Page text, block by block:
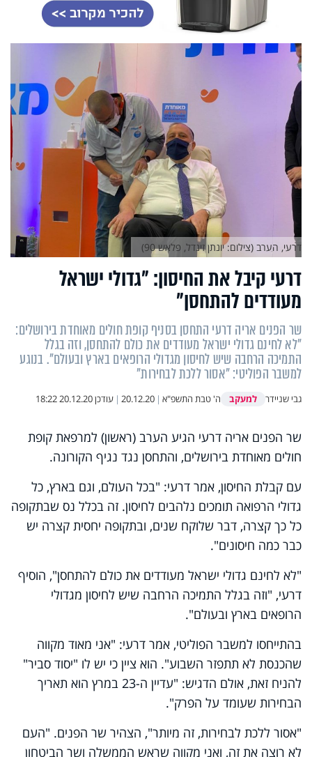
דרעי קיבל את החיסון: "גדולי ישראל
מעודדים להתחסן"
שר הפנים אריה דרעי התחסן בסניף קופת חולים מאוחדת בירושלים:
"לא לחינם גדולי ישראל מעודדים את כולם להתחסן, וזה בגלל
התמיכה הרחבה שיש לחיסון מגדולי הרופאים בארץ ובעולם". בנוגע
למשבר הפוליטי: "אסור ללכת לבחירות"
גבי שניידר למעקב ה' טבת התשפ"א |
20.12.20
| עודכן20.12.20 18:22
דרעי, הערב (צילום: יונתן זינדל, פלאש 90)
שר הפנים אריה דרעי הגיע הערב (ראשון) למרפאת קופת
חולים מאוחדת בירושלים, והתחסן נגד נגיף הקורונה.
עם קבלת החיסון, אמר דרעי: "בכל העולם, וגם בארץ, כל
גדולי הרפואה תומכים נלהבים לחיסון. זה בכלל נס שבתקופה
כל כך קצרה, דבר שלוקח שנים, ובתקופה יחסית קצרה יש
כבר כמה חיסונים".
"לא לחינם גדולי ישראל מעודדים את כולם להתחסן", הוסיף
דרעי, "וזה בגלל התמיכה הרחבה שיש לחיסון מגדולי
הרופאים בארץ ובעולם".
בהתייחסו למשבר הפוליטי, אמר דרעי: "אני מאוד מקווה
שהכנסת לא תתפזר השבוע". הוא ציין כי יש לו "יסוד סביר"
להניח זאת, אולם הדגיש: "עדיין ה-23 במרץ הוא תאריך
הבחירות שעומד על הפרק".
"אסור ללכת לבחירות, זה מיותר", הצהיר שר הפנים. "העם
לא רוצה את זה, ואני מקווה שראש הממשלה ושר הביטחון